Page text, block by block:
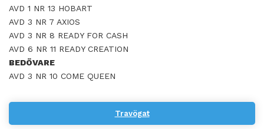
AVD 1 NR 13 HOBART
AVD 3 NR 7 AXIOS
AVD 3 NR 8 READY FOR CASH
AVD 6 NR 11 READY CREATION
BEDÖVARE
AVD 3 NR 10 COME QUEEN
Travögat